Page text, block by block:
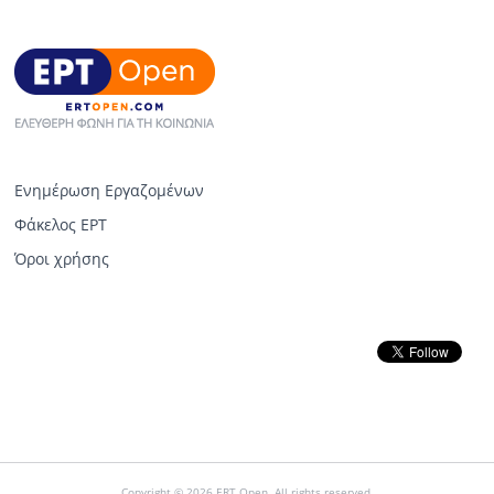
Ενημέρωση Εργαζομένων
Φάκελος ΕΡΤ
Όροι χρήσης